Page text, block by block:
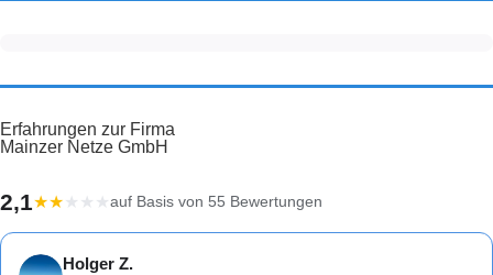
Erfahrungen zur Firma
Mainzer Netze GmbH
2,1★★ ★ ★ ★auf Basis von 55 Bewertungen
Holger Z.